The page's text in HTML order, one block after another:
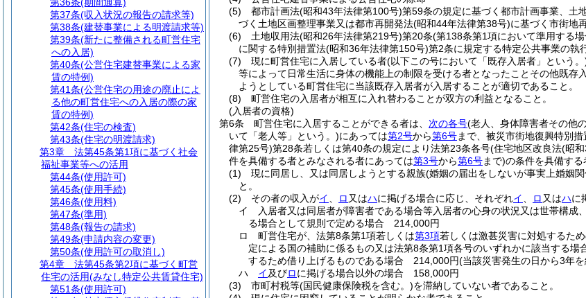
(5)
都市計画法(昭和43年法律第100号)第59条の規定に基づく都市計画事業、土
づく土地区画整理事業又は都市再開発法(昭和44年法律第38号)に基づく市街地
(6)
土地収用法(昭和26年法律第219号)第20条(第138条第1項において準用する
に関する特別措置法(昭和36年法律第150号)第2条に規定する特定公共事業の執
(7)
現に町営住宅に入居している者(以下この号において「既存入居者」という。
等によって日常生活に身体の機能上の制限を受ける者となったことその他既
ようとしている町営住宅に当該既存入居者が入居することが適切であること。
(8)
町営住宅の入居者が相互に入れ替わることが双方の利益となること。
(入居者の資格)
第6条
町営住宅に入居することができる者は、 次の各号(老人、身体障害者その他
いて「老人等」という。)にあっては第2号から第6号まで、被災市街地復興特別措
律第25号)第28条若しくは第40条の規定により法第23条各号(住宅地区改良法(昭
件を具備する者とみなされる者にあっては第3号から第6号まで)の条件を具備する
(1)
現に同居し、又は同居しようとする親族(婚姻の届出をしないが事実上婚姻
と。
(2)
その者の収入がイ ロ 又はハに掲げる場合に応じ、それぞれイ ロ 又はハに
イ
入居者又は同居者が障害者である場合等入居者の心身の状況又は世帯構
る場合として規則で定める場合 214,000円
ロ
町営住宅が、法第8条第1項若しくは第3項若しくは激甚災害に対処するた
定による国の補助に係るもの又は法第8条第1項各号のいずれかに該当する
するため借り上げるものである場合 214,000円(当該災害発生の日から3年
ハ
イ及びロに掲げる場合以外の場合 158,000円
(3)
市町村税等(国民健康保険税を含む。)を滞納していない者であること。
第37条(収入状況の報告の請求等)
第38条(建替事業による明渡請求等)
第39条(新たに整備される町営住宅
への入居)
第40条(公営住宅建替事業による家
賃の特例)
第41条(公営住宅の用途の廃止によ
る他の町営住宅への入居の際の家
賃の特例)
第42条(住宅の検査)
第43条(住宅の明渡請求)
第3章
法第45条第1項に基づく社会
福祉事業等への活用
第44条(使用許可)
第45条(使用手続)
第46条(使用料)
第47条(準用)
第48条(報告の請求)
第49条(申請内容の変更)
第50条(使用許可の取消し)
第4章
法第45条第2項に基づく町営
住宅の活用(みなし特定公共賃貸住宅)
第51条(使用許可)